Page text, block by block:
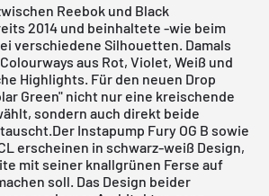
Reebok und Black
2014 und beinhaltete -wie beim
verschiedene Silhouetten. Damals
aus Rot, Violet, Weiß und
Highlights. Für den neuen Drop
Green" nicht nur eine kreischende
sondern auch direkt beide
Instapump Fury OG B sowie
erscheinen in schwarz-weiß Design,
mit seiner knallgrünen Ferse auf
soll. Das Design beider